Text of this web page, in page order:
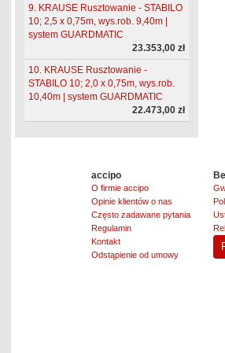
9. KRAUSE Rusztowanie - STABILO
10; 2,5 x 0,75m, wys.rob. 9,40m |
system GUARDMATIC
23.353,00 zł
10. KRAUSE Rusztowanie -
STABILO 10; 2,0 x 0,75m, wys.rob.
10,40m | system GUARDMATIC
22.473,00 zł
accipo
O firmie accipo
Opinie klientów o nas
Często zadawane pytania
Regulamin
Kontakt
Odstąpienie od umowy